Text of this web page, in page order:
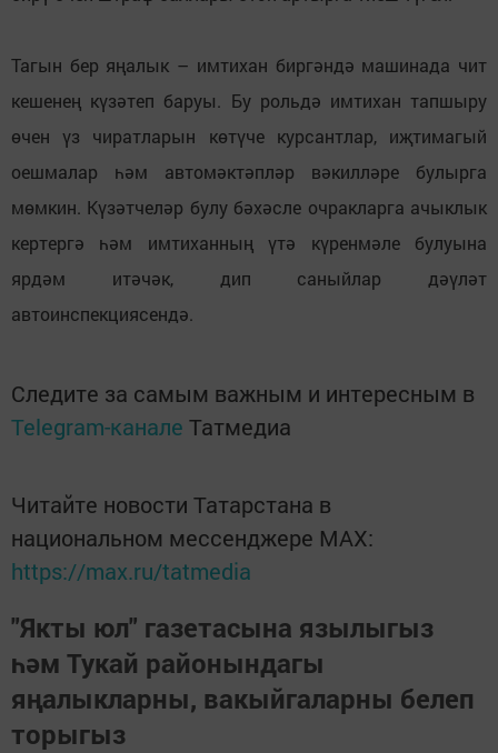
Тагын бер яңалык – имтихан биргәндә машинада чит
кешенең күзәтеп баруы. Бу рольдә имтихан тапшыру
өчен үз чиратларын көтүче курсантлар, иҗтимагый
оешмалар һәм автомәктәпләр вәкилләре булырга
мөмкин. Күзәтчеләр булу бәхәсле очракларга ачыклык
кертергә һәм имтиханның үтә күренмәле булуына
ярдәм итәчәк, дип саныйлар дәүләт
автоинспекциясендә.
Следите за самым важным и интересным в
Telegram-канале Татмедиа
Читайте новости Татарстана в
национальном мессенджере MАХ:
https://max.ru/tatmedia
"Якты юл" газетасына язылыгыз
һәм Тукай районындагы
яңалыкларны, вакыйгаларны белеп
торыгыз